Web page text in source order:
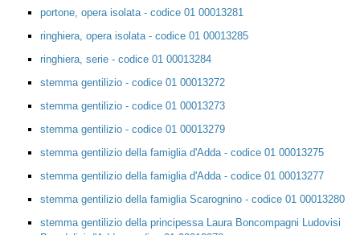
portone, opera isolata - codice 01 00013281
ringhiera, opera isolata - codice 01 00013285
ringhiera, serie - codice 01 00013284
stemma gentilizio - codice 01 00013272
stemma gentilizio - codice 01 00013273
stemma gentilizio - codice 01 00013279
stemma gentilizio della famiglia d'Adda - codice 01 00013275
stemma gentilizio della famiglia d'Adda - codice 01 00013277
stemma gentilizio della famiglia Scarognino - codice 01 00013280
stemma gentilizio della principessa Laura Boncompagni Ludovisi